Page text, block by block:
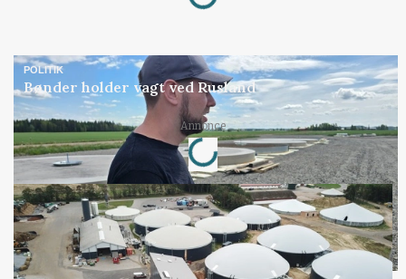
POLITIK
Bønder holder vagt ved Rusland
Annonce
Loading...